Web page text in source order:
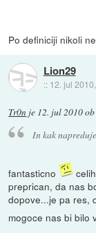
Po definiciji nikoli
Lion29
:: 12. jul
Tr0n je 12. jul 2010
In kak
fantasticno
preprican, da nas
dopove...je pa res,
mogoce nas bi bilo